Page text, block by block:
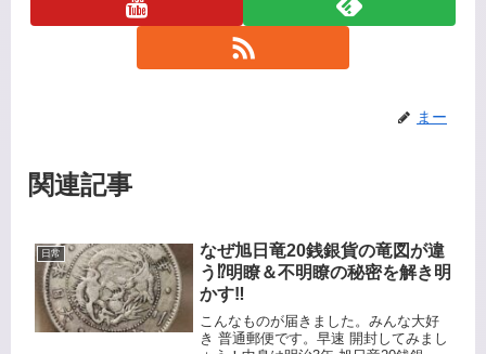
まー
関連記事
日常
なぜ旭日竜20銭銀貨の竜図が違
う⁉️明瞭＆不明瞭の秘密を解き明
かす‼️
こんなものが届きました。みんな大好
き 普通郵便です。早速 開封してみまし